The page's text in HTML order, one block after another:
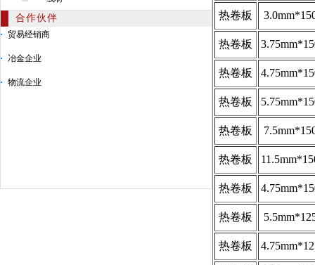
合作伙伴
贸易经销商
冶金企业
物流企业
热卷板
热卷板
热卷板
热卷板
热卷板
热卷板
热卷板
热卷板
热卷板